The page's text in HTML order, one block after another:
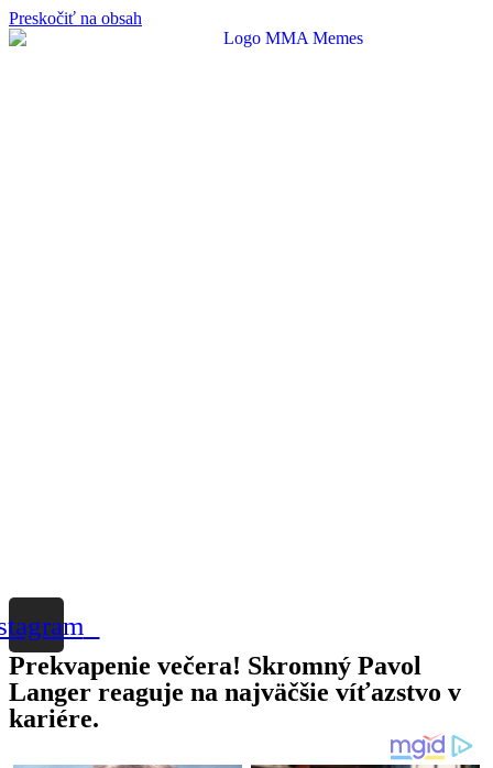
Preskočiť na obsah
Prekvapenie večera! Skromný Pavol
Langer reaguje na najväčšie víťazstvo v
kariére.